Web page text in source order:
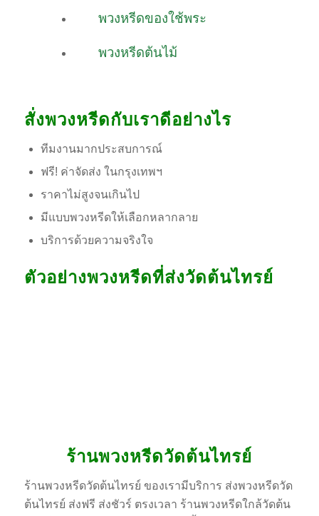
พวงหรีดของใช้พระ
พวงหรีดต้นไม้
สั่งพวงหรีดกับเราดีอย่างไร
ทีมงานมากประสบการณ์
ฟรี! ค่าจัดส่ง ในกรุงเทพฯ
ราคาไม่สูงจนเกินไป
มีแบบพวงหรีดให้เลือกหลากลาย
บริการด้วยความจริงใจ
ตัวอย่างพวงหรีดที่ส่งวัดต้นไทรย์
ร้านพวงหรีดวัดต้นไทรย์
ร้านพวงหรีดวัดต้นไทรย์ ของเรามีบริการ ส่งพวงหรีดวัด
ต้นไทรย์ ส่งฟรี ส่งชัวร์ ตรงเวลา ร้านพวงหรีดใกล้วัดต้น